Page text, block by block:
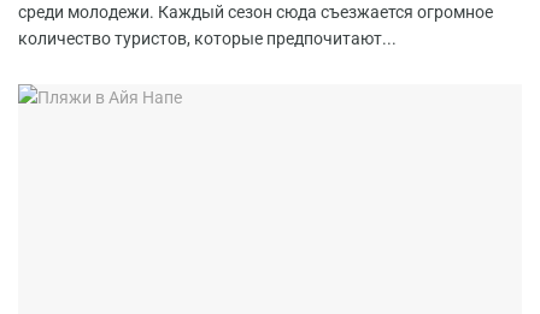
среди молодежи. Каждый сезон сюда съезжается огромное
количество туристов, которые предпочитают...